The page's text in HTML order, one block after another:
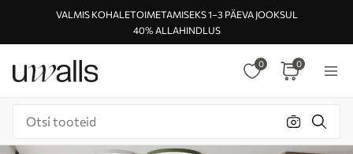
VALMIS KOHALETOIMETAMISEKS 1–3 PÄEVA JOOKSUL
40% ALLAHINDLUS
0 0